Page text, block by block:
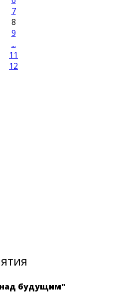
7
8
9
...
11
12
над будущим"